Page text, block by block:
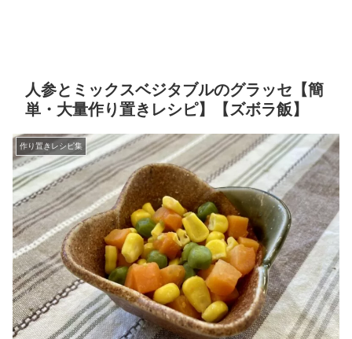
人参とミックスベジタブルのグラッセ【簡
単・大量作り置きレシピ】【ズボラ飯】
作り置きレシピ集